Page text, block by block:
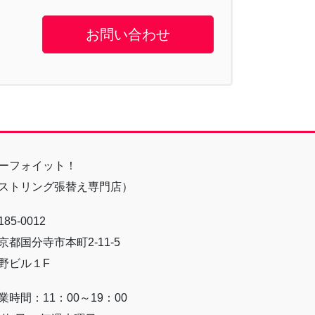
お問い合わせ
フォイット！
ストリング張替え専門店）
0012
都国分寺市本町2-11-5
ビル１F
時間：11：00～19：00